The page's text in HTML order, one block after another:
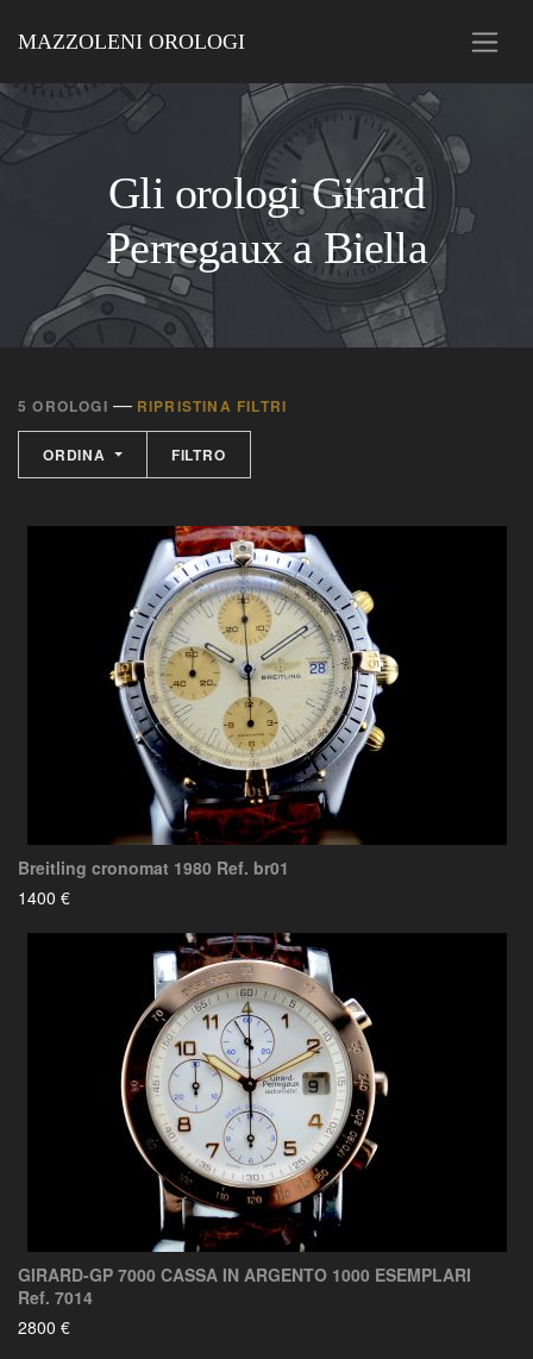
MAZZOLENI OROLOGI
Gli orologi Girard
Perregaux a Biella
5 OROLOGI — RIPRISTINA FILTRI
ORDINA FILTRO
Breitling cronomat 1980 Ref. br01
1400 €
GIRARD-GP 7000 CASSA IN ARGENTO 1000 ESEMPLARI
Ref. 7014
2800 €